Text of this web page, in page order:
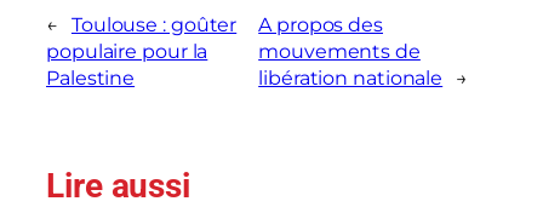
←
Toulouse : goûter
populaire pour la
Palestine
A propos des
mouvements de
libération nationale
→
Lire aussi